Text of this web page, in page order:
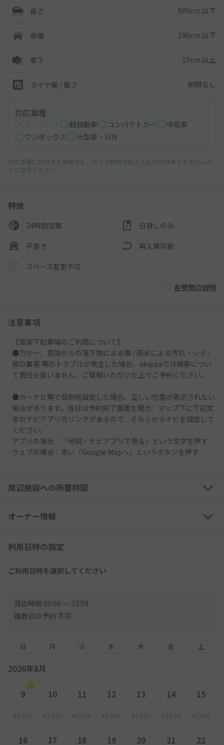
長さ 500cm 以下
車幅 190cm 以下
車下 15cm 以上
タイヤ幅 / 重さ 制限なし
対応車種
軽自動車 コンパクトカー
中型車
ワンボックス
大型車・SUV
対応車種に該当する車両でも、サイズ制限を超えるものは駐車できませんの
でご注意ください。
特徴
24時間営業 日貸しのみ
平置き 再入庫可能
スペース変更不可
各特徴の説明
注意事項
【高架下駐車場のご利用について】
●万が一、高架からの落下物による傷 / 雨水による汚れ・シミ /
鳥の糞害 等のトラブルが発生した場合、akippaでは損害につい
て責任を負いません。ご理解いただいた上でご予約ください。
●カーナビ等で目的地設定した場合、正しい位置が表示されない
場合があります。当日は予約完了画面を開き、マップ下に下記文
言のナビアプリのリンクがあるので、そちらからナビを設定して
ください。
アプリの場合：「地図・ナビアプリで見る」という文字を押す
ウェブの場合：赤い「Google Mapへ」というボタンを押す
周辺施設への所要時間
オーナー情報
利用日時の指定
ご利用日時を選択してください
貸出時間 00:00 〜 23:59
複数日の予約 不可
日 月 火 水 木 金 土
2026年8月
9
¥3,650
10
¥3,650
11
¥3,650
12
¥3,650
13
¥3,650
14
¥3,650
15
¥3,650
16 17 18 19 20 21 22